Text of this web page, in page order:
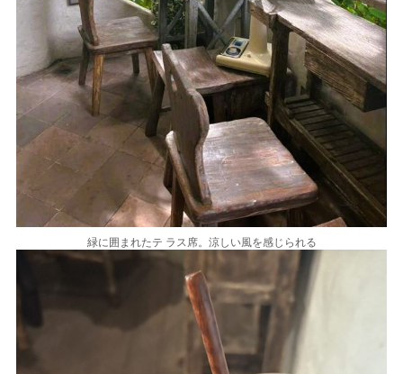
緑に囲まれたテ ラス席。涼しい風を感じられる